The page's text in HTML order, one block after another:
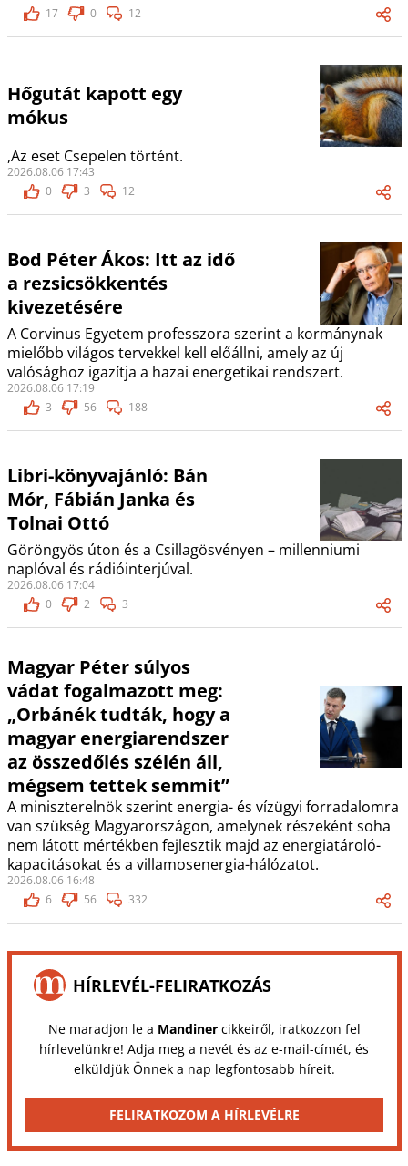
17
0 12
Hőgutát kapott egy
mókus
,Az eset Csepelen történt.
2026.08.06 17:43
0
3 12
Bod Péter Ákos: Itt az idő
a rezsicsökkentés
kivezetésére
A Corvinus Egyetem professzora szerint a kormánynak
mielőbb világos tervekkel kell előállni, amely az új
valósághoz igazítja a hazai energetikai rendszert.
2026.08.06 17:19
3
56 188
Libri-könyvajánló: Bán
Mór, Fábián Janka és
Tolnai Ottó
Göröngyös úton és a Csillagösvényen – millenniumi
naplóval és rádióinterjúval.
2026.08.06 17:04
0
2 3
Magyar Péter súlyos
vádat fogalmazott meg:
„Orbánék tudták, hogy a
magyar energiarendszer
az összedőlés szélén áll,
mégsem tettek semmit”
A miniszterelnök szerint energia- és vízügyi forradalomra
van szükség Magyarországon, amelynek részeként soha
nem látott mértékben fejlesztik majd az energiatároló-
kapacitásokat és a villamosenergia-hálózatot.
2026.08.06 16:48
6
56 332
HÍRLEVÉL-FELIRATKOZÁS
Ne maradjon le a Mandinercikkeiről, iratkozzon fel
hírlevelünkre! Adja meg a nevét és az e-mail-címét, és
elküldjük Önnek a nap legfontosabb híreit.
FELIRATKOZOM A HÍRLEVÉLRE